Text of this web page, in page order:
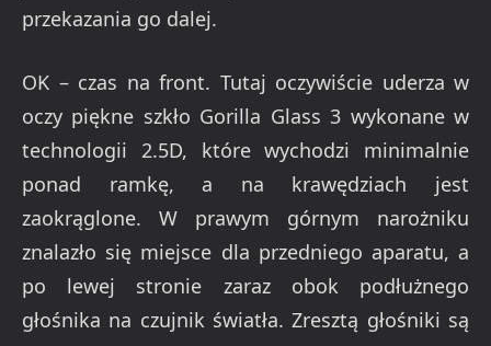
przekazania go dalej.
OK – czas na front. Tutaj oczywiście uderza w
oczy piękne szkło Gorilla Glass 3 wykonane w
technologii 2.5D, które wychodzi minimalnie
ponad ramkę, a na krawędziach jest
zaokrąglone. W prawym górnym narożniku
znalazło się miejsce dla przedniego aparatu, a
po lewej stronie zaraz obok podłużnego
głośnika na czujnik światła. Zresztą głośniki są